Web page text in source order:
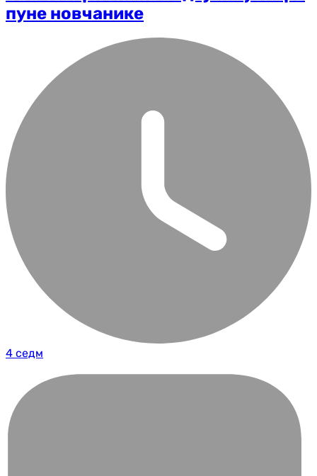
пуне новчанике
4 седм